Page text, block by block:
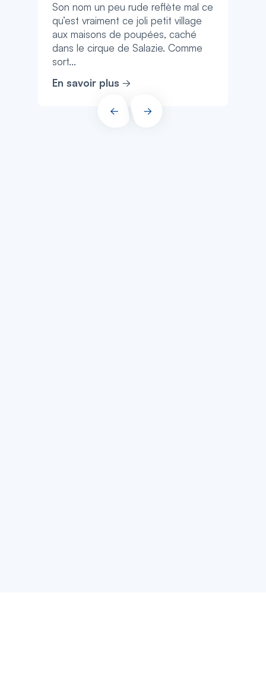
Son nom un peu rude reflète mal ce
qu’est vraiment ce joli petit village
aux maisons de poupées, caché
dans le cirque de Salazie. Comme
sort...
En savoir plus
PRÉCÉDENT
SUIVANT